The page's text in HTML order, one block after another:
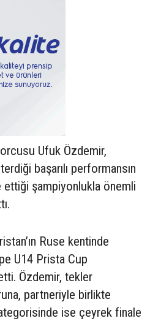
Ufuk Özdemir,
başarılı performansın
ettiği şampiyonlukla önemli
Ruse kentinde
U14 Prista Cup
Özdemir, tekler
partneriyle birlikte
ise çeyrek finale